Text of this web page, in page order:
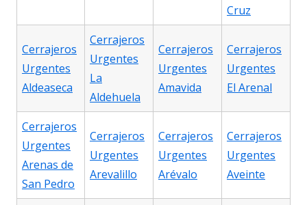
Cruz
Cerrajeros
Urgentes
Aldeaseca
Cerrajeros
Urgentes
La
Aldehuela
Cerrajeros
Urgentes
Amavida
Cerrajeros
Urgentes
El Arenal
Cerrajeros
Urgentes
Arenas de
San Pedro
Cerrajeros
Urgentes
Arevalillo
Cerrajeros
Urgentes
Arévalo
Cerrajeros
Urgentes
Aveinte